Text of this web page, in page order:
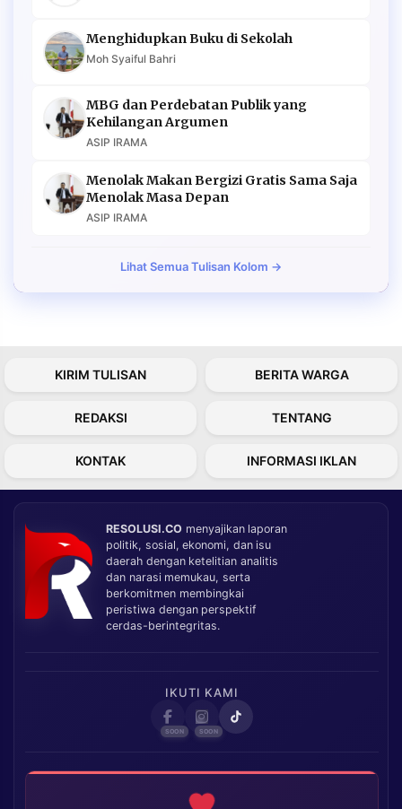
Menghidupkan Buku di Sekolah
Moh Syaiful Bahri
MBG dan Perdebatan Publik yang
Kehilangan Argumen
ASIP IRAMA
Menolak Makan Bergizi Gratis Sama Saja
Menolak Masa Depan
ASIP IRAMA
Lihat Semua Tulisan Kolom →
KIRIM TULISAN BERITA WARGA
REDAKSI TENTANG
KONTAK INFORMASI IKLAN
RESOLUSI.CO menyajikan laporan
politik, sosial, ekonomi, dan isu
daerah dengan ketelitian analitis
dan narasi memukau, serta
berkomitmen membingkai
peristiwa dengan perspektif
cerdas-berintegritas.
IKUTI KAMI